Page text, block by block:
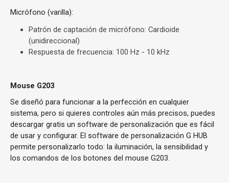
Micrófono (varilla):
Patrón de captación de micrófono: Cardioide
(unidireccional)
Respuesta de frecuencia: 100 Hz - 10 kHz
Mouse G203
Se diseñó para funcionar a la perfección en cualquier
sistema, pero si quieres controles aún más precisos, puedes
descargar gratis un software de personalización que es fácil
de usar y configurar. El software de personalización G HUB
permite personalizarlo todo: la iluminación, la sensibilidad y
los comandos de los botones del mouse G203.